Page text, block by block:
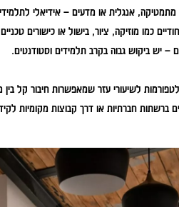
מתמטיקה, אנגלית או מדעים – אידיאלי
כמו מוזיקה, ציור, בישול או כישורים
– יש ביקוש גבוה בקרב תלמידים וסטודנטים.
לשיעורי עזר שמאפשרות חיבור קל בין
ברשתות חברתיות או דרך קבוצות מקומיות